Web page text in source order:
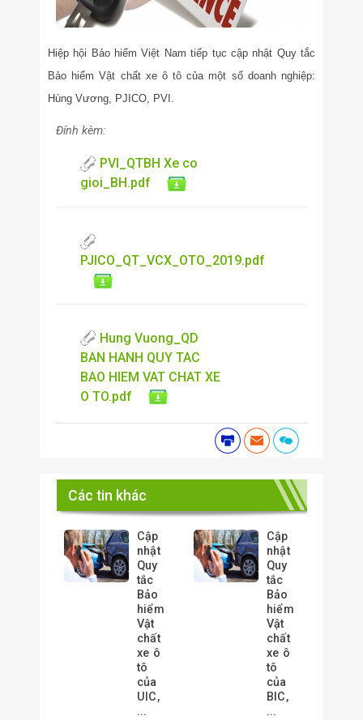
Hiệp hội Bảo hiểm Việt Nam tiếp tục cập nhật Quy tắc
Bảo hiểm Vật chất xe ô tô của một số doanh nghiệp:
Hùng Vương, PJICO, PVI.
Đính kèm:
PVI_QTBH Xe co
gioi_BH.pdf
PJICO_QT_VCX_OTO_2019.pdf
Hung Vuong_QD
BAN HANH QUY TAC
BAO HIEM VAT CHAT XE
O TO.pdf
Các tin khác
Cập
nhật
Quy
tắc
Bảo
hiểm
Vật
chất
xe ô
tô
của
UIC,
...
Cập
nhật
Quy
tắc
Bảo
hiểm
Vật
chất
xe ô
tô
của
BIC,
...